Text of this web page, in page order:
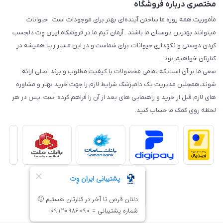
مختصری درباره فروشگاه
مأموریت همه روزه ما ساختن آینده‌ای بهتر برای موجودات است . حیوانات
میتوانند بهترین دوستان ما باشند . آرمان تیم ما در فروشگاه ایران وِت دلچسب
کردن دوستی و نگهداری حیوانات برای شماست و در این مسیر زیبا همیشه در
کنارتان خواهیم بود .
سعی ما بر آن است که تمامی محصولات با کیفیت مطلوب و برند اصلی ارائه
شوند،همچنین مدیریت یک دامپزشک شرایط لازم را جهت خرید بهتر و مشاوره
های لازم قبل از خرید و راهنمایی های بعد از آن را فراهم کرده است ،پس در هر
لحظه روی کمک ما حساب کنید.